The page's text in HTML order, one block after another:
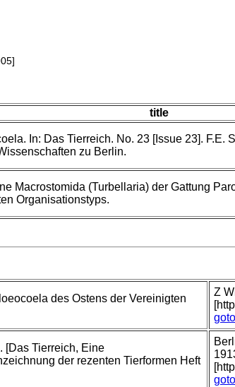
title
In: Das Tierreich. No. 23 [Issue 23]. F.E.
zu Berlin.
Macrostomida (Turbellaria) der Gattung
Organisationstyps.
des Ostens der Vereinigten
Z
goto
[Das Tierreich, Eine
der rezenten Tierformen Heft
goto